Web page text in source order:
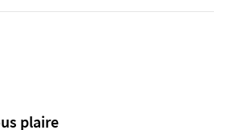
plaire